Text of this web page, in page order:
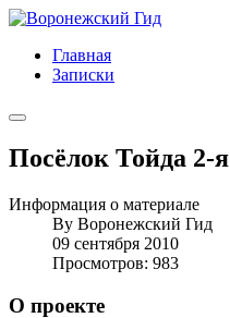
Главная
Записки
Посёлок Тойда 2-я
Информация о материале
By Воронежский Гид
09 сентября 2010
Просмотров: 983
О проекте